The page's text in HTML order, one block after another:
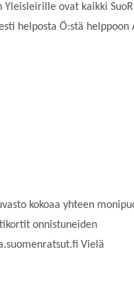
Yleisleirille ovat kaikki
helposta Ö:stä helppoon
kokoaa yhteen
onnistuneiden
Vielä